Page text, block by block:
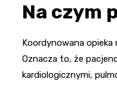
Na czym
Koordynowana
Oznacza to, że
kardiologicznymi,